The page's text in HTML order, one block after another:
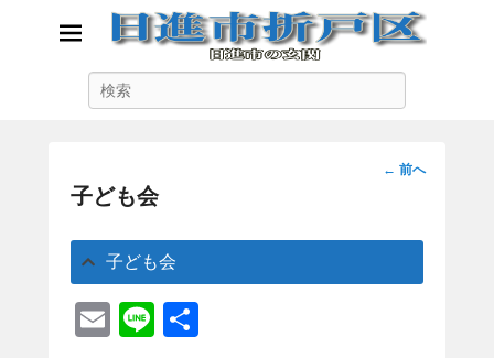
日進市折戸区
投
ビ
ー
← 前へ
子ども会
子ども会
E
Li